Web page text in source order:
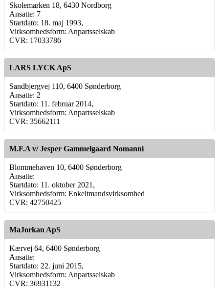
Skolemarken 18, 6430 Nordborg
Ansatte: 7
Startdato: 18. maj 1993,
Virksomhedsform: Anpartsselskab
CVR: 17033786
LARS LYCK ApS
Sandbjergvej 110, 6400 Sønderborg
Ansatte: 2
Startdato: 11. februar 2014,
Virksomhedsform: Anpartsselskab
CVR: 35662111
M.F.A v/ Jesper Gammelgaard Nomanni
Blommehaven 10, 6400 Sønderborg
Ansatte:
Startdato: 11. oktober 2021,
Virksomhedsform: Enkeltmandsvirksomhed
CVR: 42750425
MaJorkan ApS
Kærvej 64, 6400 Sønderborg
Ansatte:
Startdato: 22. juni 2015,
Virksomhedsform: Anpartsselskab
CVR: 36931132